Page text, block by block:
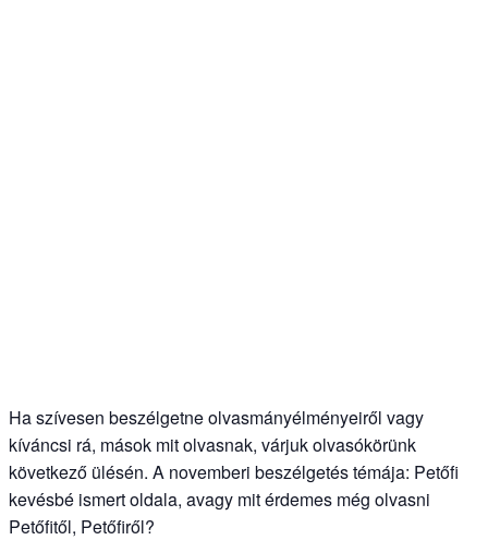
Ha szívesen beszélgetne olvasmányélményeiről vagy
kíváncsi rá, mások mit olvasnak, várjuk olvasókörünk
következő ülésén. A novemberi beszélgetés témája: Petőfi
kevésbé ismert oldala, avagy mit érdemes még olvasni
Petőfitől, Petőfiről?